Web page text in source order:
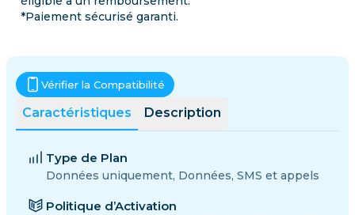
*Paiement sécurisé garanti.
Caractéristiques Description
Vérifier la Compatibilité
Type de Plan
Données uniquement, Données, SMS et appels
Politique d’Activation